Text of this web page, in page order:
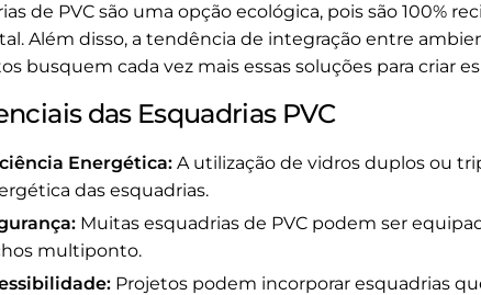
de PVC são uma opção ecológica, pois são 100%
Além disso, a tendência de integração entre
busquem cada vez mais essas soluções para criar
das Esquadrias PVC
Energética: A utilização de vidros duplos ou
das esquadrias.
Muitas esquadrias de PVC podem ser
multiponto.
Projetos podem incorporar esquadrias